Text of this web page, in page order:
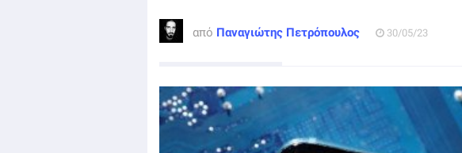
από Παναγιώτης Πετρόπουλος 30/05/23